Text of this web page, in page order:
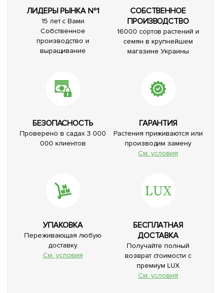
ЛИДЕРЫ РЫНКА №1
15 лет с Вами
Собственное
производство и
выращивание
СОБСТВЕННОЕ
ПРОИЗВОДСТВО
16000 сортов растений и
семян в крупнейшем
магазине Украины
БЕЗОПАСНОСТЬ
Проверено в садах 3 000
000 клиентов
ГАРАНТИЯ
Растения приживаются или
производим замену
См. условия
УПАКОВКА
Переживающая любую
доставку
См. условия
БЕСПЛАТНАЯ
ДОСТАВКА
Получайте полный
возврат стоимости с
премиум LUX
См. условия